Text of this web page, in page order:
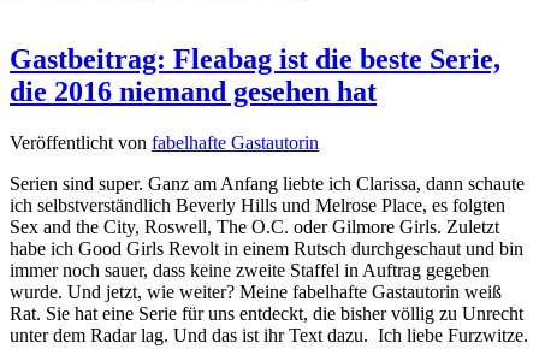
Gastbeitrag: Fleabag ist die beste Serie,
die 2016 niemand gesehen hat
Veröffentlicht von fabelhafte Gastautorin
Serien sind super. Ganz am Anfang liebte ich Clarissa, dann schaute
ich selbstverständlich Beverly Hills und Melrose Place, es folgten
Sex and the City, Roswell, The O.C. oder Gilmore Girls. Zuletzt
habe ich Good Girls Revolt in einem Rutsch durchgeschaut und bin
immer noch sauer, dass keine zweite Staffel in Auftrag gegeben
wurde. Und jetzt, wie weiter? Meine fabelhafte Gastautorin weiß
Rat. Sie hat eine Serie für uns entdeckt, die bisher völlig zu Unrecht
unter dem Radar lag. Und das ist ihr Text dazu. Ich liebe Furzwitze.